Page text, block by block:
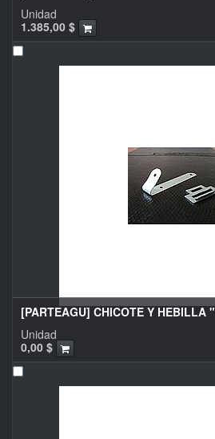
1.385,00 $
Unidad
[PARTEAGU] CHICOTE Y HEBILLA
0,00 $
Unidad